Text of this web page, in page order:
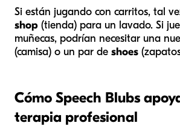
Si están jugando con carritos, tal
shop (tienda) para un lavado. Si
muñecas, podrían necesitar una
(camisa) o un par de shoes
Cómo Speech Blubs
terapia profesional